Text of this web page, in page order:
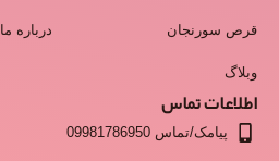
قرص سورنجان
وبلاگ
درباره ما
اطلاعات تماس
پیامک/تماس 09981786950